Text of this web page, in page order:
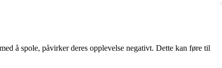
å spole, påvirker deres opplevelse negativt. Dette kan føre til